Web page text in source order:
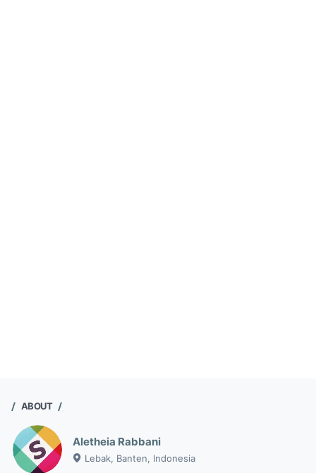
ABOUT
Aletheia Rabbani
Lebak, Banten, Indonesia